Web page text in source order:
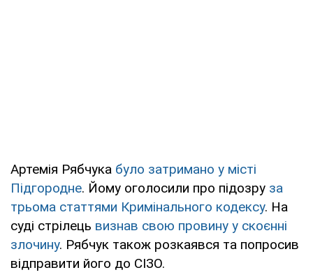
Артемія Рябчука було затримано у місті
Підгородне. Йому оголосили про підозру за
трьома статтями Кримінального кодексу. На
суді стрілець визнав свою провину у скоєнні
злочину. Рябчук також розкаявся та попросив
відправити його до СІЗО.